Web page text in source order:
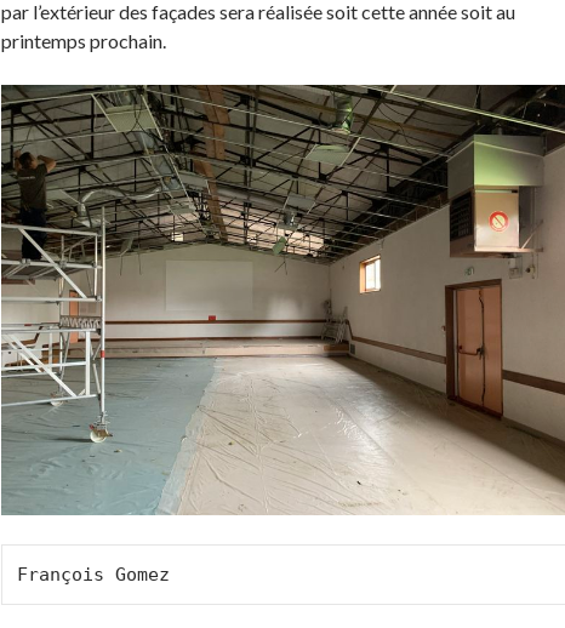
par l’extérieur des façades sera réalisée soit cette année soit au
printemps prochain.
François Gomez